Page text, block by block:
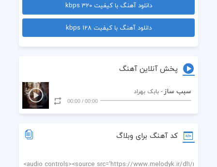
زده بر هم غم تو ماهیت دنیا را
دانلود آهنگ با کیفیت 320 kbps
دانلود آهنگ با کیفیت 128 kbps
پخش آنلاین آهنگ
سبب ساز - بابک بهراد
00:00
/
00:00
کد آهنگ برای وبلاگ